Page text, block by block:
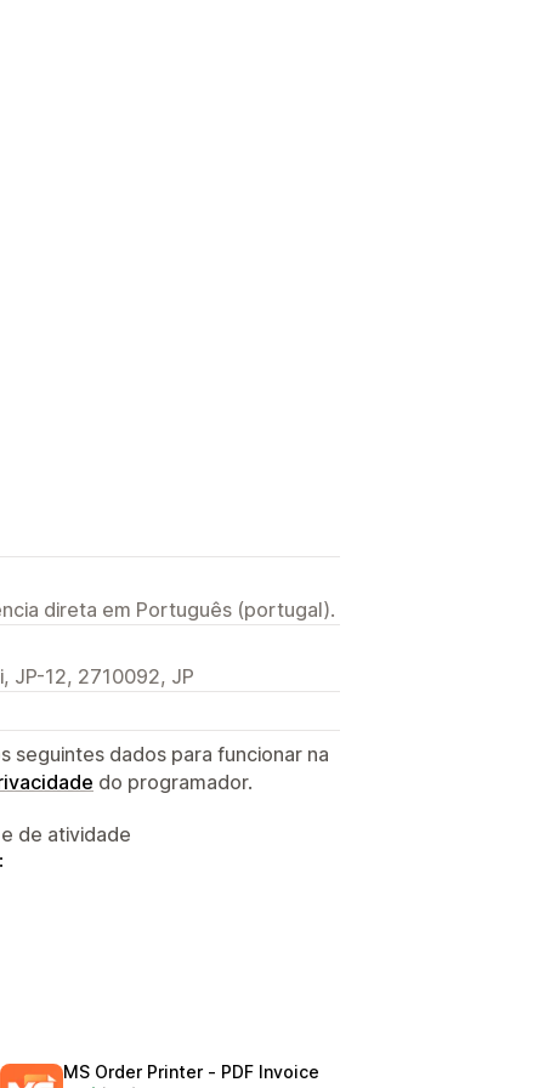
direta em Português (portugal).
JP-12, 2710092, JP
seguintes dados para funcionar na
do programador.
de atividade
MS Order Printer ‑ PDF Invoice